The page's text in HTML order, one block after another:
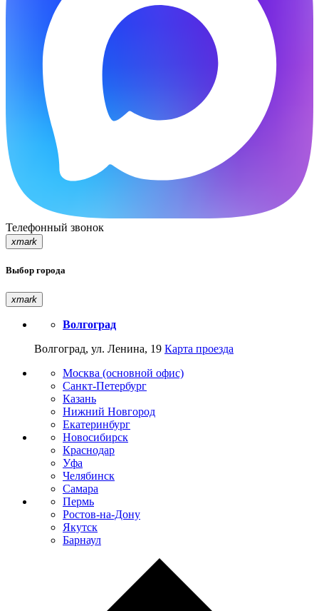
Телефонный звонок
xmark
Выбор города
xmark
Волгоград
Волгоград, ул. Ленина, 19 Карта проезда
Москва (основной офис)
Санкт-Петербург
Казань
Нижний Новгород
Екатеринбург
Новосибирск
Краснодар
Уфа
Челябинск
Самара
Пермь
Ростов-на-Дону
Якутск
Барнаул